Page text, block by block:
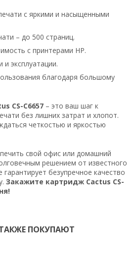
с яркими и насыщенными
– до 500 страниц.
с принтерами HP.
и эксплуатации.
благодаря большому
CS-C6657 – это ваш шаг к
без лишних затрат и хлопот.
четкостью и яркостью
свой офис или домашний
решением от известного
безупречное качество
Закажите картридж Cactus CS-
ПОКУПАЮТ